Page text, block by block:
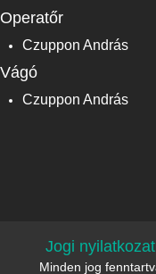
Operatőr
Czuppon András
Vágó
Czuppon András
Jogi
Minden jog